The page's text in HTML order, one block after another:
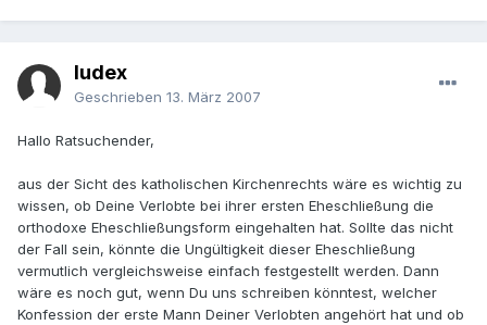
Iudex
Geschrieben 13. März 2007
Hallo Ratsuchender,
aus der Sicht des katholischen Kirchenrechts wäre es wichtig zu
wissen, ob Deine Verlobte bei ihrer ersten Eheschließung die
orthodoxe Eheschließungsform eingehalten hat. Sollte das nicht
der Fall sein, könnte die Ungültigkeit dieser Eheschließung
vermutlich vergleichsweise einfach festgestellt werden. Dann
wäre es noch gut, wenn Du uns schreiben könntest, welcher
Konfession der erste Mann Deiner Verlobten angehört hat und ob